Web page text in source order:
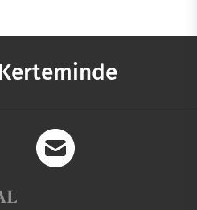
Kerteminde